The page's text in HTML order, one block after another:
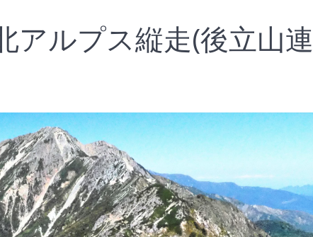
アルプス縦走(後立山連